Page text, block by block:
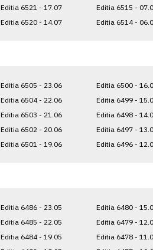
Editia 6521 - 17.07
Editia 6520 - 14.07
Editia 6515 -
Editia 6514 -
Editia 6505 - 23.06
Editia 6504 - 22.06
Editia 6503 - 21.06
Editia 6502 - 20.06
Editia 6501 - 19.06
Editia 6500 -
Editia 6499 -
Editia 6498 -
Editia 6497 -
Editia 6496 -
Editia 6486 - 23.05
Editia 6485 - 22.05
Editia 6484 - 19.05
Editia 6480 -
Editia 6479 -
Editia 6478 -